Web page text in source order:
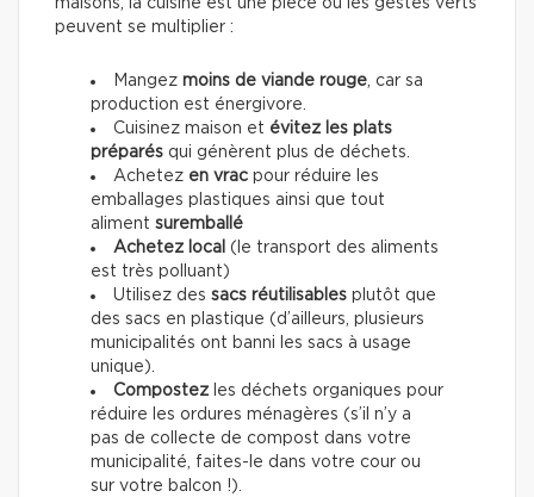
maisons, la cuisine est une pièce où les gestes verts
peuvent se multiplier :
Mangez moins de viande rouge, car sa
production est énergivore.
Cuisinez maison et évitez les plats
préparés qui génèrent plus de déchets.
Achetez en vrac pour réduire les
emballages plastiques ainsi que tout
aliment suremballé
Achetez local (le transport des aliments
est très polluant)
Utilisez des sacs réutilisables plutôt que
des sacs en plastique (d’ailleurs, plusieurs
municipalités ont banni les sacs à usage
unique).
Compostez les déchets organiques pour
réduire les ordures ménagères (s’il n’y a
pas de collecte de compost dans votre
municipalité, faites-le dans votre cour ou
sur votre balcon !).